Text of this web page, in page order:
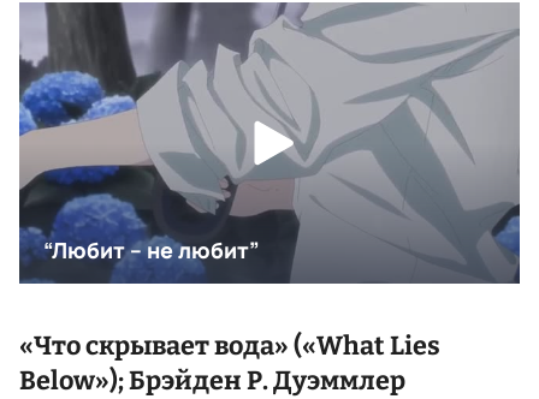
«Что скрывает вода» («What Lies
Below»); Брэйден Р. Дуэммлер